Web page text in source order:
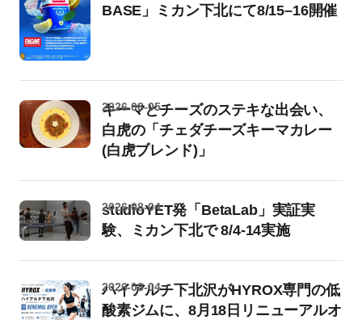
BASE」ミカン下北にて8/15–16開催
キーマとチーズのステキな出会い、
白虎の「チェダチーズキーマカレー
(白虎ブレンド)」
2026-08-05
studioYET発「BetaLab」実証実
験、ミカン下北で 8/4-14実施
2026-08-04
ハイアルチ下北沢がHYROX専門の低
酸素ジムに、8月18日リニューアルオ
2026-08-04